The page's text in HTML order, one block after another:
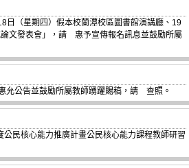
日（星期四）假本校蘭潭校區圖書館演講廳、19
文發表會」，請 惠予宣傳報名訊息並鼓勵所屬
允公告並鼓勵所屬教師踴躍賜稿，請 查照。
民核心能力推廣計畫公民核心能力課程教師研習